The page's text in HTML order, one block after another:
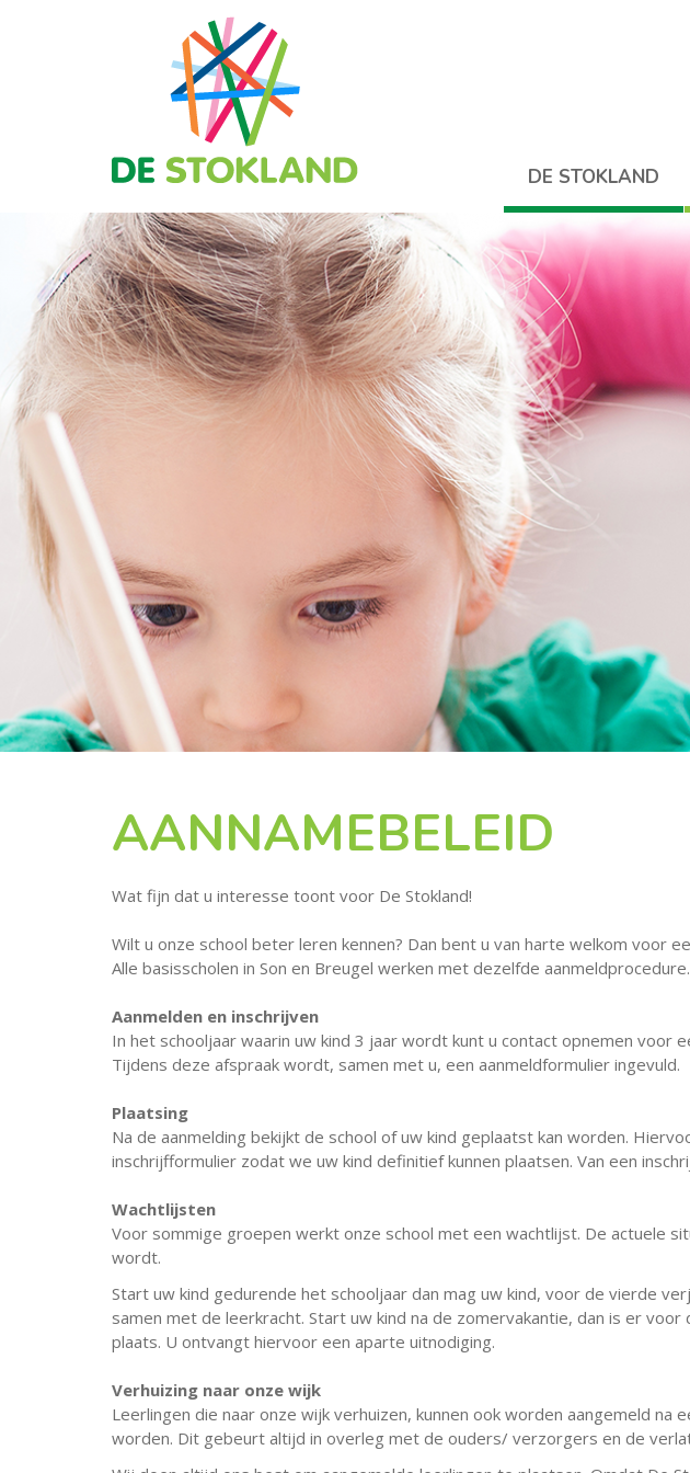
AANNAMEBELEID
Wat fijn dat u interesse toont voor De Stokland!
Wilt u onze school beter leren kennen? Dan bent u van harte welkom voor
Alle basisscholen in Son en Breugel werken met dezelfde
Aanmelden en inschrijven
In het schooljaar waarin uw kind 3 jaar wordt kunt u contact opnemen voor
Tijdens deze afspraak wordt, samen met u, een aanmeldformulier ingevuld.
Plaatsing
Na de aanmelding bekijkt de school of uw kind geplaatst kan worden.
inschrijfformulier zodat we uw kind definitief kunnen plaatsen. Van een
Wachtlijsten
Voor sommige groepen werkt onze school met een wachtlijst. De actuele
wordt.
Start uw kind gedurende het schooljaar dan mag uw kind, voor de vierde
samen met de leerkracht. Start uw kind na de zomervakantie, dan is er
plaats. U ontvangt hiervoor een aparte uitnodiging.
Verhuizing naar onze wijk
Leerlingen die naar onze wijk verhuizen, kunnen ook worden aangemeld
worden. Dit gebeurt altijd in overleg met de ouders/ verzorgers en de